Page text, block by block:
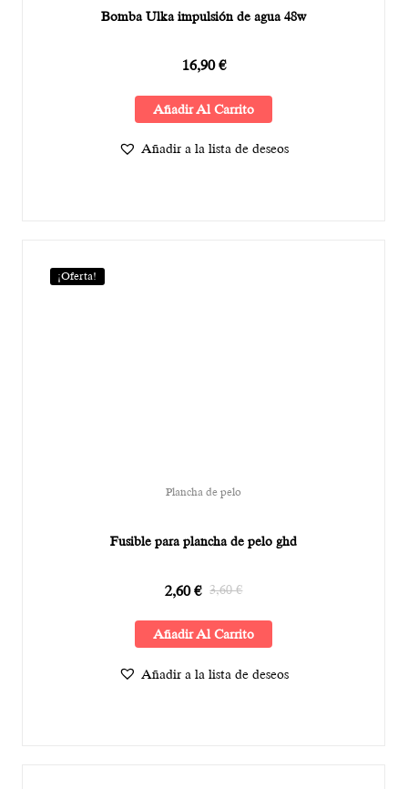
Bomba Ulka impulsión de agua 48w
16,90€
Añadir Al Carrito
Añadir a la lista de deseos
¡Oferta!
Plancha de pelo
Fusible para plancha de pelo ghd
3,60€
2,60€
Añadir Al Carrito
Añadir a la lista de deseos